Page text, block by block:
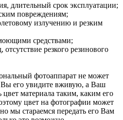
длительный срок эксплуатации;
повреждениям;
излучению и резким
средствами;
резкого резинового
фотоаппарат не может
Вы его увидите вживую, а Ваш
материала таким, каким его
цвет на фотографии может
мы стараемся передать его Вам